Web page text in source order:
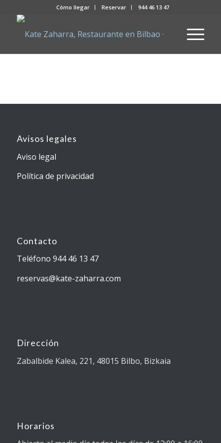
Cómo llegar Reservar 944 46 13 47
Avisos legales
Aviso legal
Política de privacidad
Contacto
Teléfono 944 46 13 47
reservas@kate-zaharra.com
Dirección
Zabalbide Kalea, 221, 48015 Bilbo, Bizkaia
Horarios